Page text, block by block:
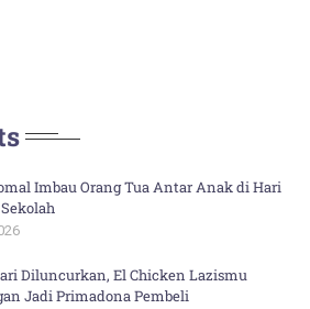
Imbau Orang Tua Antar Anak di Hari
Diluncurkan, El Chicken Lazismu
Jadi Primadona Pembeli